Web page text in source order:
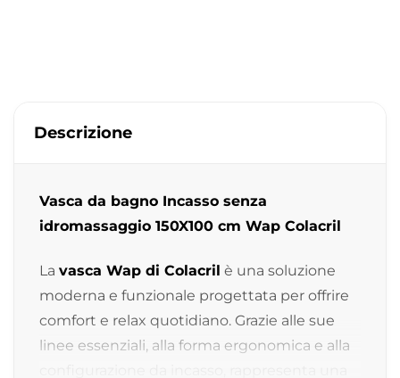
Descrizione
Vasca da bagno Incasso senza
idromassaggio 150X100 cm Wap Colacril
La vasca Wap di Colacril è una soluzione
moderna e funzionale progettata per offrire
comfort e relax quotidiano. Grazie alle sue
linee essenziali, alla forma ergonomica e alla